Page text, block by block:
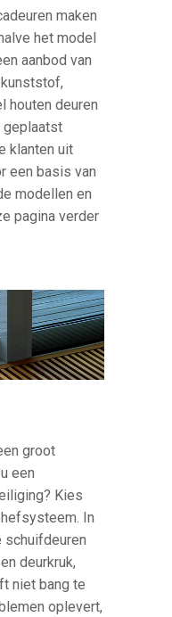
maken
het model
aanbod van
houten deuren
geplaatst
klanten uit
een basis van
modellen en
pagina verder
groot
een
Kies
In
deurkruk,
niet bang te
oplevert,